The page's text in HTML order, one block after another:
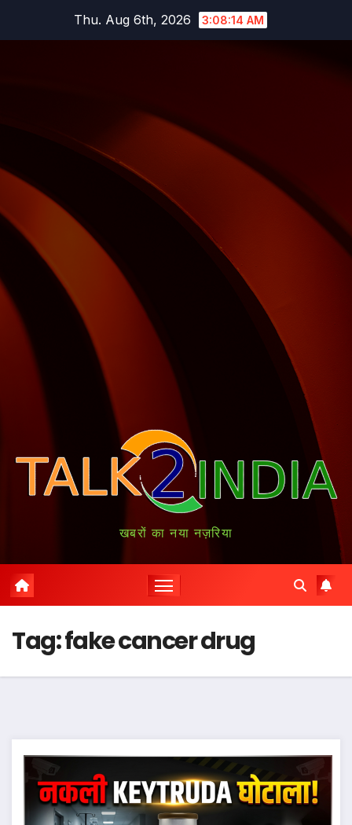
Thu. Aug 6th, 2026 3:08:15 AM
खबरों का नया नज़रिया
Tag:fake cancer drug